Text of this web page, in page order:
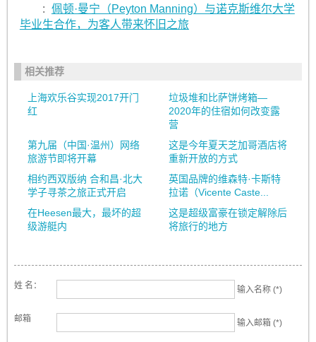
: 佩顿·曼宁（Peyton Manning）与诺克斯维尔大学
毕业生合作，为客人带来怀旧之旅
相关推荐
上海欢乐谷实现2017开门
红
垃圾堆和比萨饼烤箱—
2020年的住宿如何改变露
营
第九届（中国·温州）网络
旅游节即将开幕
这是今年夏天芝加哥酒店将
重新开放的方式
相约西双版纳 合和昌·北大
学子寻茶之旅正式开启
英国品牌的维森特·卡斯特
拉诺（Vicente Caste...
在Heesen最大，最坏的超
级游艇内
这是超级富豪在锁定解除后
将旅行的地方
姓 名： 输入名称 (*)
邮箱 输入邮箱 (*)